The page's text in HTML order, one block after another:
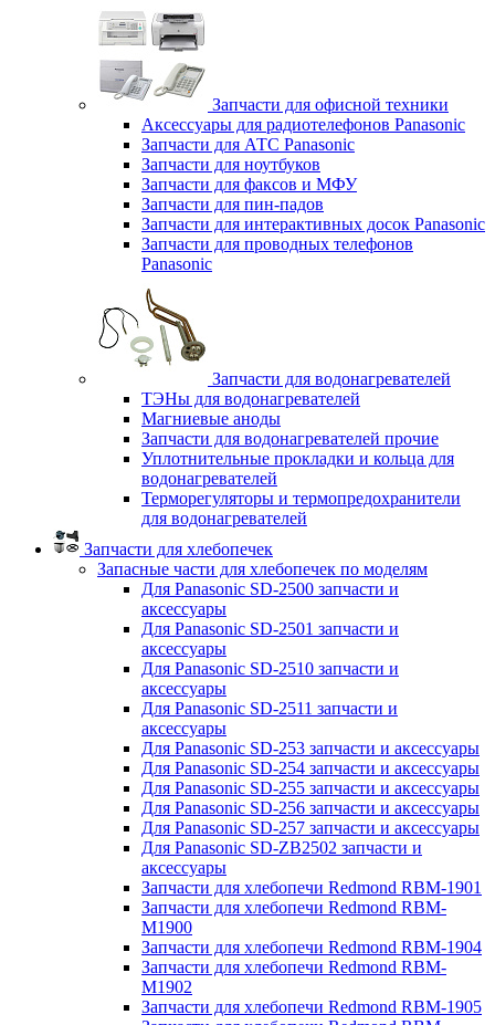
Запчасти для офисной техники
Аксессуары для радиотелефонов Panasonic
Запчасти для АТС Panasonic
Запчасти для ноутбуков
Запчасти для факсов и МФУ
Запчасти для пин-падов
Запчасти для интерактивных досок Panasonic
Запчасти для проводных телефонов
Panasonic
Запчасти для водонагревателей
ТЭНы для водонагревателей
Магниевые аноды
Запчасти для водонагревателей прочие
Уплотнительные прокладки и кольца для
водонагревателей
Терморегуляторы и термопредохранители
для водонагревателей
Запчасти для хлебопечек
Запасные части для хлебопечек по моделям
Для Panasonic SD-2500 запчасти и
аксессуары
Для Panasonic SD-2501 запчасти и
аксессуары
Для Panasonic SD-2510 запчасти и
аксессуары
Для Panasonic SD-2511 запчасти и
аксессуары
Для Panasonic SD-253 запчасти и аксессуары
Для Panasonic SD-254 запчасти и аксессуары
Для Panasonic SD-255 запчасти и аксессуары
Для Panasonic SD-256 запчасти и аксессуары
Для Panasonic SD-257 запчасти и аксессуары
Для Panasonic SD-ZB2502 запчасти и
аксессуары
Запчасти для хлебопечи Redmond RBM-1901
Запчасти для хлебопечи Redmond RBM-
M1900
Запчасти для хлебопечи Redmond RBM-1904
Запчасти для хлебопечи Redmond RBM-
M1902
Запчасти для хлебопечи Redmond RBM-1905